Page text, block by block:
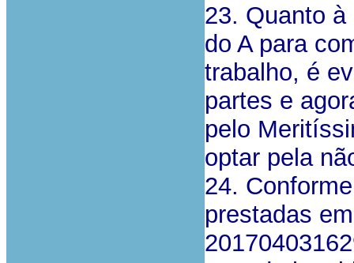
23. Quanto
do A para
trabalho, é
partes e
pelo
optar pela
24.
prestadas